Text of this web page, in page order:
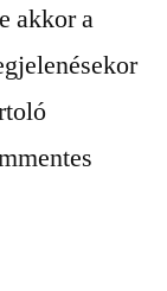
akkor a